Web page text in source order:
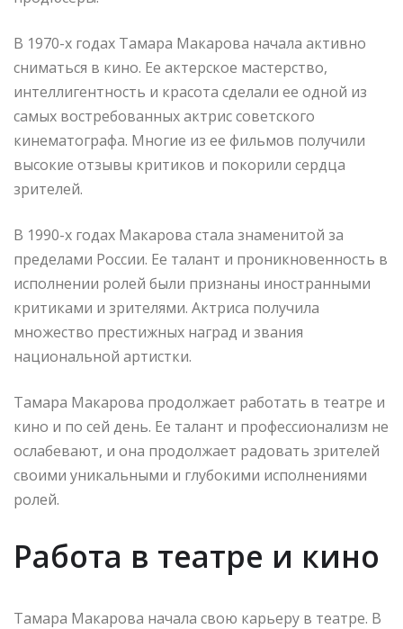
В 1970-х годах Тамара Макарова начала активно
сниматься в кино. Ее актерское мастерство,
интеллигентность и красота сделали ее одной из
самых востребованных актрис советского
кинематографа. Многие из ее фильмов получили
высокие отзывы критиков и покорили сердца
зрителей.
В 1990-х годах Макарова стала знаменитой за
пределами России. Ее талант и проникновенность в
исполнении ролей были признаны иностранными
критиками и зрителями. Актриса получила
множество престижных наград и звания
национальной артистки.
Тамара Макарова продолжает работать в театре и
кино и по сей день. Ее талант и профессионализм не
ослабевают, и она продолжает радовать зрителей
своими уникальными и глубокими исполнениями
ролей.
Работа в театре и кино
Тамара Макарова начала свою карьеру в театре. В